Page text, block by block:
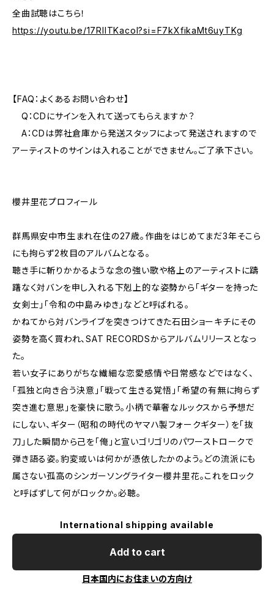
全曲試聴はこちら！
https://youtu.be/17RllTKacoI?si=F7kXfikaMt6uyTKg
【FAQ：よくあるお問い合わせ】
Q：CDにサインを入れて送ってもらえますか？
A：CDは弊社倉庫から発送スタッフによって発送されますので
アーティストのサインは入れることができません。ご了承下さい。
櫻井里花プロフィール
群馬県安中市生まれ在住の27歳。作曲をはじめてまだ3年そこら
にも拘らず2枚目のアルバムとなる。
聴き手に斬りかかるような念の強い歌や格上のアーティストに躊
躇なく対バンを申し入れる下剋上的な姿勢から「ギターを持った
女剣士」「令和の中島みゆき」などと呼ばれる。
かねてから対バンライブを突きつけてきた石田ショーキチにその
姿勢を高く買われ、SAT RECORDSからアルバムリリースとなっ
た。
若い女子にありがちな繊細な恋愛感情や日常感などではなく、
「孤独と向き合う決意」「戦って生きる覚悟」「希望の有無に拘らず
突き進む意思」を豪快に歌う。小柄で華奢なルックスから予想だ
にしない、ギター（昭和の時代のヤマハ製フォークギター）を「抜
刀」した瞬間から己を「俺」と宣いゴリゴリのパワーストロークで
弾き語る姿。豹変或いは何かが憑依したかのよう。どの流派にも
属さない孤高のシンガーソングライター櫻井里花。これをロック
と呼ばずして何がロックか。必聴。
International shipping available
Add to cart
日本国内にお住まいの方向け